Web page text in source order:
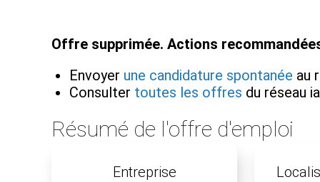
Organismes de
Offre supprimée. Actions
Envoyer une candidature spontanée au
Consulter toutes les offres du réseau
Résumé de l'offre d'emploi
Entreprise